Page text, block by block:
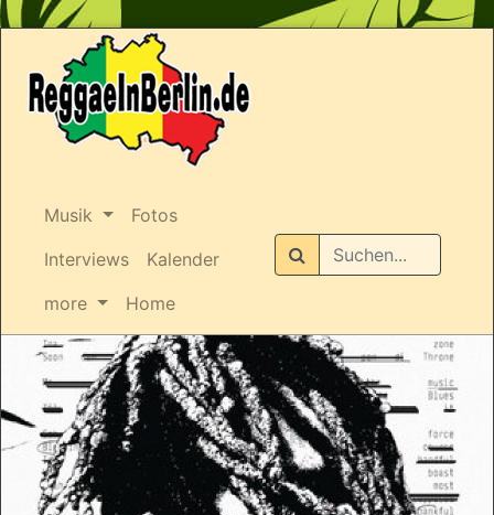
Musik
Fotos
Interviews
Kalender
more
Home
Suchen